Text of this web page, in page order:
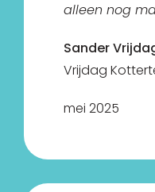
alleen nog
Sander
Vrijdag
mei 2025